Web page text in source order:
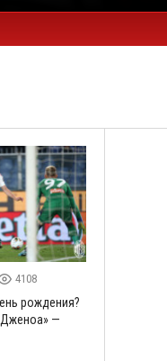
4108
рождения?
—